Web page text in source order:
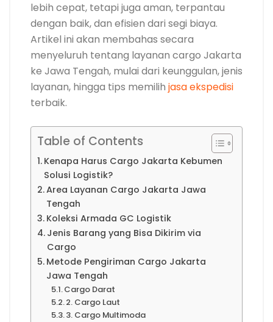
lebih cepat, tetapi juga aman, terpantau
dengan baik, dan efisien dari segi biaya.
Artikel ini akan membahas secara
menyeluruh tentang layanan cargo Jakarta
ke Jawa Tengah, mulai dari keunggulan, jenis
layanan, hingga tips memilih jasa ekspedisi
terbaik.
Table of Contents
Kenapa Harus Cargo Jakarta Kebumen
Solusi Logistik?
Area Layanan Cargo Jakarta Jawa
Tengah
Koleksi Armada GC Logistik
Jenis Barang yang Bisa Dikirim via
Cargo
Metode Pengiriman Cargo Jakarta
Jawa Tengah
Cargo Darat
2. Cargo Laut
3. Cargo Multimoda